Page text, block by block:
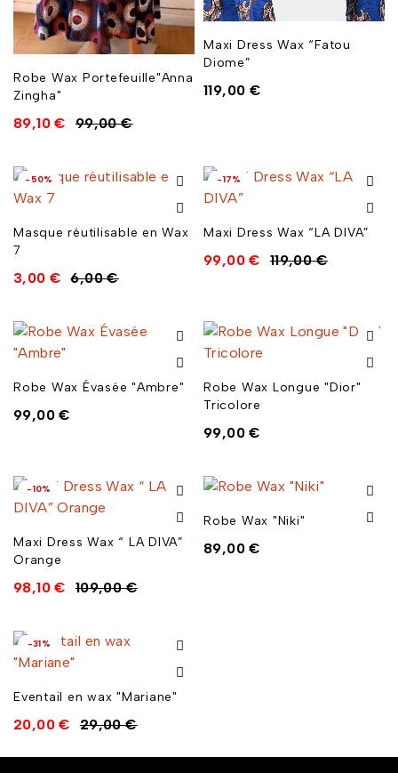
Robe Wax Portefeuille"Anna
Zingha"
99,00€
89,10€
Maxi Dress Wax “Fatou
Diome”
119,00 €
-50%
Masque réutilisable en Wax
7
6,00€
3,00 €
-17%
Maxi Dress Wax “LA DIVA”
119,00€
99,00€
Robe Wax Évasée "Ambre"
99,00€
Robe Wax Longue "Dior"
Tricolore
99,00€
-10%
Maxi Dress Wax “ LA DIVA”
Orange
109,00€
98,10€
Robe Wax "Niki"
89,00€
-31%
Eventail en wax "Mariane"
29,00€
20,00€